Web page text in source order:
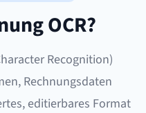
OCR?
Recognition)
Rechnungsdaten
editierbares Format